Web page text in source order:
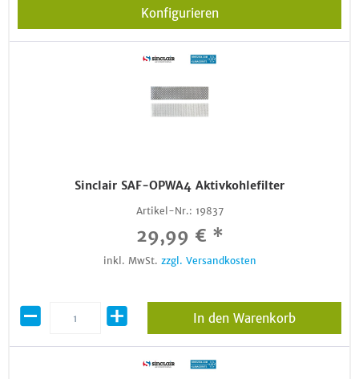
Konfigurieren
Sinclair SAF-OPWA4 Aktivkohlefilter
Artikel-Nr.: 19837
29,99 € *
inkl. MwSt. zzgl. Versandkosten
In den Warenkorb